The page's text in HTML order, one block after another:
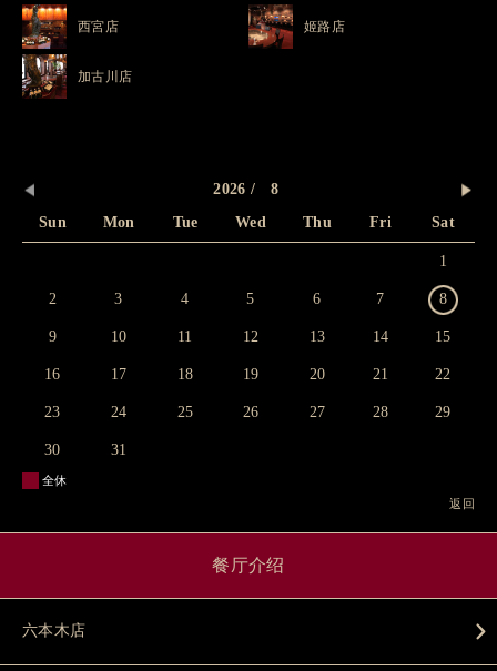
西宮店 姬路店
加古川店
2026 / 8
Sun
Mon Tue Wed Thu Fri Sat
1
2 3 4 5 6 7 8
9 10 11 12 13 14 15
16 17 18 19 20 21 22
23 24 25 26 27 28 29
30 31
全休
返回
餐厅介绍
六本木店